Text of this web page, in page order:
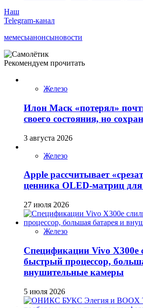
Наш
Telegram-канал
мемесыанонсыновости
Рекомендуем прочитать
Железо
Илон Маск «потерял»
своего состояния, но
3 августа 2026
Железо
Apple рассчитывает
ценника OLED-матриц для
27 июля 2026
Железо
Спецификации Vivo X300e
быстрый процессор,
внушительные камеры
5 июля 2026